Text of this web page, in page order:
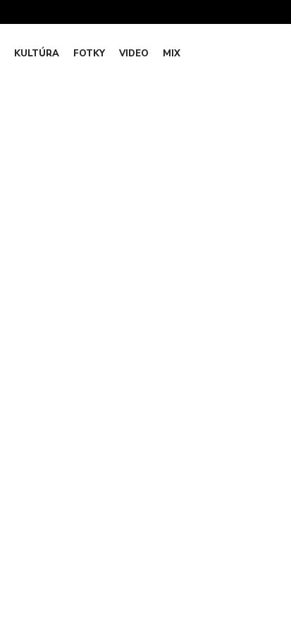
KULTÚRA FOTKY VIDEO MIX